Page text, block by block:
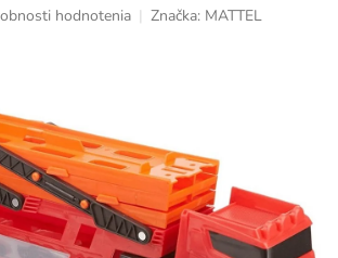
hodnotenia Značka: MATTEL